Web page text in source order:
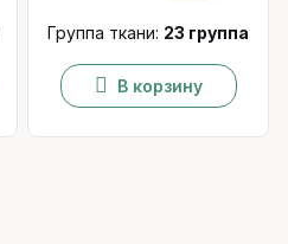
Группа ткани: 23 группа
В корзину